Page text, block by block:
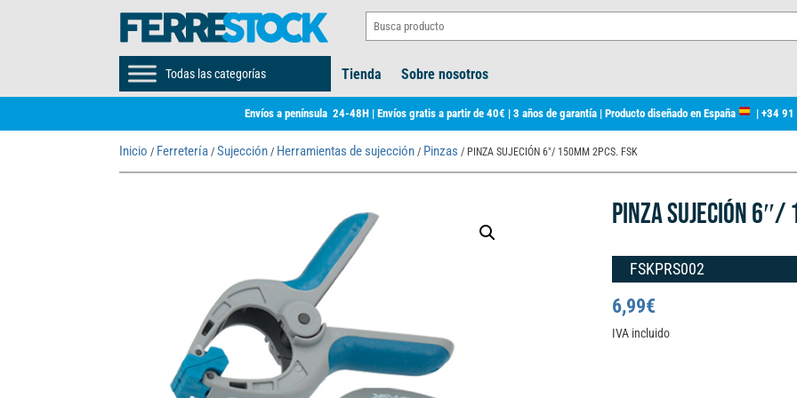
Todas las categorías Tienda Sobre nosotros
Envíos a península 24-48H | Envíos gratis a partir de 40€ | 3 años de garantía | Producto diseñado en España | +34
Inicio / Ferretería /Sujección / Herramientas de sujección / Pinzas / PINZA SUJECIÓN 6″/ 150MM 2PCS. FSK
PINZA SUJECIÓN
FSKPRS002
6,99€
IVA incluido